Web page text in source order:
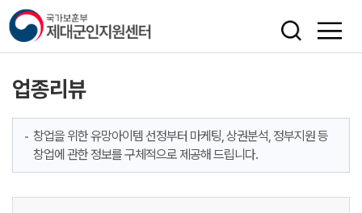
색
업종리뷰
창업을 위한 유망아이템 선정부터 마케팅, 상권분석, 정부지원 등
창업에 관한 정보를 구체적으로 제공해 드립니다.